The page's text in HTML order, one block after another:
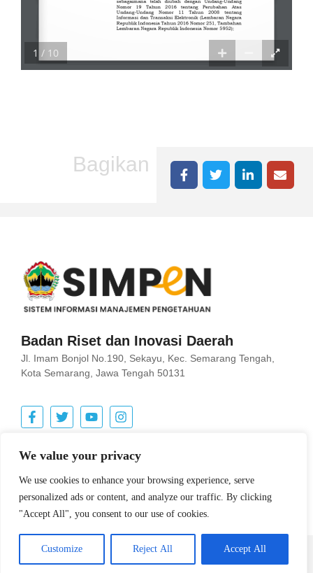
We value your privacy
We use cookies to enhance your browsing experience, serve
personalized ads or content, and analyze our traffic. By clicking
"Accept All", you consent to our use of cookies.
Customize Reject All Accept All
1 / 10
Bagikan
Badan Riset dan Inovasi Daerah
Jl. Imam Bonjol No.190, Sekayu, Kec. Semarang Tengah,
Kota Semarang, Jawa Tengah 50131
for:
© 2024 Badan Riset dan Inovasi Daerah Provinsi Jawa Tengah